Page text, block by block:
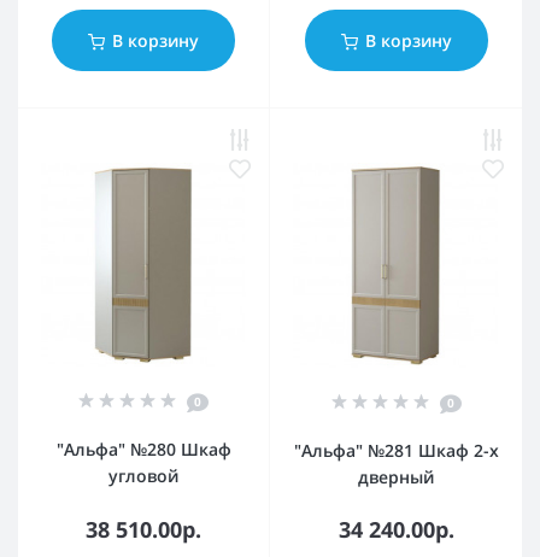
В корзину В корзину
0
"Альфа" №280 Шкаф
угловой
38 510.00р.
0
"Альфа" №281 Шкаф 2-х
дверный
34 240.00р.